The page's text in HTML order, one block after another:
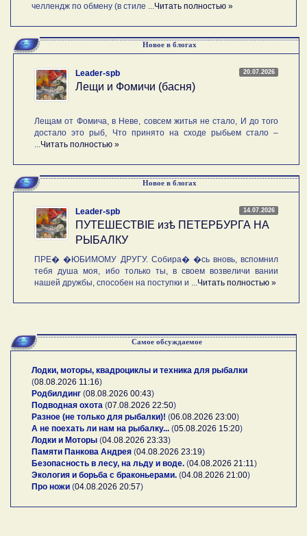
челлендж по обмену (в стиле ... Читать полностью »
Новое в блогах
20.07.2026
Leader-spb
Лещи и Фомичи (басня)
Лещам от Фомича, в Неве, совсем житья не стало, И до того
достало это рыб, Что принято на сходе рыбьем стало –
Читать полностью »
Новое в блогах
14.07.2026
Leader-spb
ПУТЕШЕСТВIE изѣ ПЕТЕРБУРГА НА
РЫБАЛКУ
ПРЕ� �ЮБИМОМУ ДРУГУ. Собира� �сь вновь, вспомнил
тебя душа моя, ибо только ты, в своем возвеличи вании
нашей дружбы, способен на поступки и ... Читать полностью »
Самое обсуждаемое
Лодки, моторы, квадроциклы и техника для рыбалки
(08.08.2026 11:16)
Родбилдинг (08.08.2026 00:43)
Подводная охота (07.08.2026 22:50)
Разное (не только для рыбалки)! (06.08.2026 23:00)
А не поехать ли нам на рыбалку... (05.08.2026 15:20)
Лодки и Моторы (04.08.2026 23:33)
Памяти Панкова Андрея (04.08.2026 23:19)
Безопасность в лесу, на льду и воде. (04.08.2026 21:11 )
Экология и борьба с браконьерами. (04.08.2026 21:00)
Про ножи (04.08.2026 20:57)